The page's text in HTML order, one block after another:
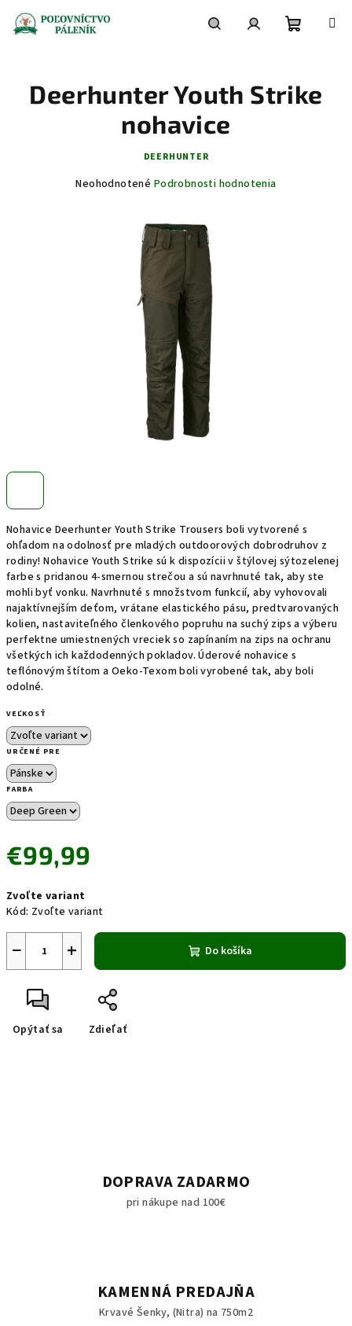
obsah
košík
Nohavice Deerhunter Youth Strike Trousers boli vytvorené s
ohľadom na odolnosť pre mladých outdoorových dobrodruhov z
rodiny! Nohavice Youth Strike sú k dispozícii v štýlovej sýtozelenej
farbe s pridanou 4-smernou strečou a sú navrhnuté tak, aby ste
mohli byť vonku. Navrhnuté s množstvom funkcií, aby vyhovovali
najaktívnejším deťom, vrátane elastického pásu, predtvarovaných
kolien, nastaviteľného členkového popruhu na suchý zips a výberu
perfektne umiestnených vreciek so zapínaním na zips na ochranu
všetkých ich každodenných pokladov. Úderové nohavice s
teflónovým štítom a Oeko-Texom boli vyrobené tak, aby boli
odolné.
VEĽKOSŤ
URČENÉ PRE
FARBA
€99,99
cena:
Zvoľte variant
Kód: Zvoľte variant
+
− Do košíka
Opýtať sa Zdieľať
Deerhunter Youth Strike
nohavice
DEERHUNTER
Priemerné
Neohodnotené Podrobnosti hodnotenia
DOPRAVA ZADARMO
pri nákupe nad 100€
KAMENNÁ PREDAJŇA
Krvavé Šenky, (Nitra) na 750m2